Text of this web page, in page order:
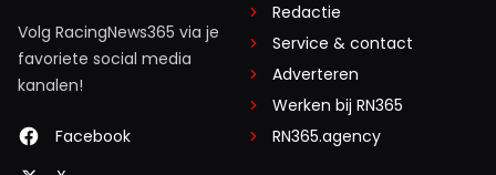
Volg RacingNews365 via je
favoriete social media
kanalen!
Facebook
Redactie
Service & contact
Adverteren
Werken bij RN365
RN365.agency